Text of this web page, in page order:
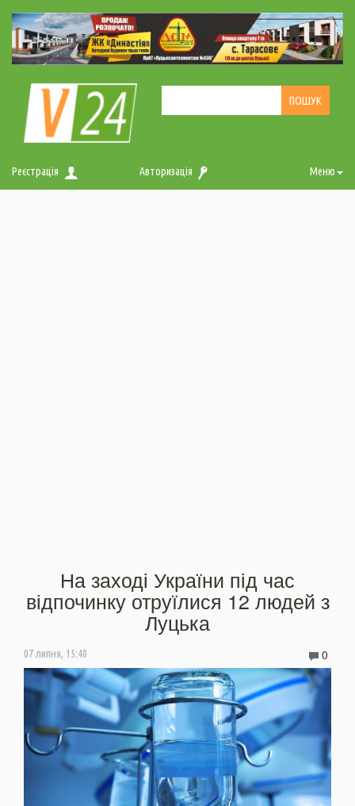
Реєстрація Авторизація Меню
На заході України під час
відпочинку отруїлися 12 людей з
Луцька
07 липня, 15:40 0